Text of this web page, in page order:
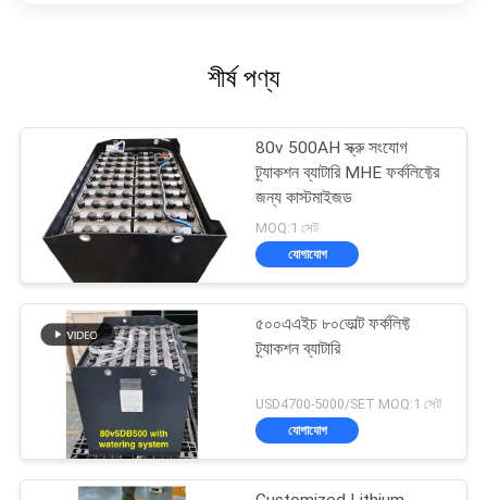
শীর্ষ পণ্য
80v 500AH স্ক্রু সংযোগ
ট্র্যাকশন ব্যাটারি MHE ফর্কলিফ্টের
জন্য কাস্টমাইজড
MOQ:1 সেট
যোগাযোগ
৫০০এএইচ ৮০ভোল্ট ফর্কলিফ্ট
ট্র্যাকশন ব্যাটারি
USD4700-5000/SET MOQ:1 সেট
যোগাযোগ